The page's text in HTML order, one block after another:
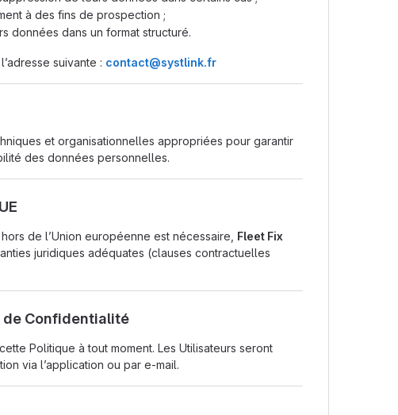
à des fins de prospection ;
données dans un format structuré.
suivante : contact@systlink.fr
et organisationnelles appropriées pour garantir
des données personnelles.
de l’Union européenne est nécessaire, Fleet Fix
juridiques adéquates (clauses contractuelles
de Confidentialité
Politique à tout moment. Les Utilisateurs seront
via l’application ou par e-mail.